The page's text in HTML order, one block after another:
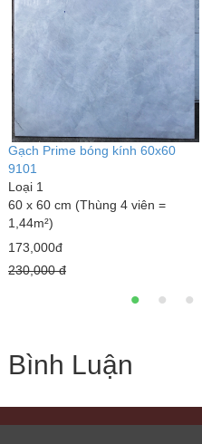
Gạch Prime bóng kính 60x60
9101
Loại 1
60 x 60 cm (Thùng 4 viên =
1,44m²)
173,000đ
230,000 đ
Bình Luận